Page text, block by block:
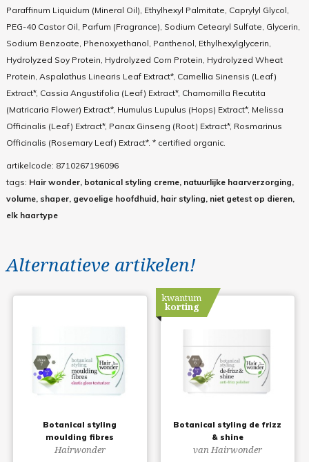
Paraffinum Liquidum (Mineral Oil), Ethylhexyl Palmitate, Caprylyl Glycol,
PEG-40 Castor Oil, Parfum (Fragrance), Sodium Cetearyl Sulfate, Glycerin,
Sodium Benzoate, Phenoxyethanol, Panthenol, Ethylhexylglycerin,
Hydrolyzed Soy Protein, Hydrolyzed Corn Protein, Hydrolyzed Wheat
Protein, Aspalathus Linearis Leaf Extract*, Camellia Sinensis (Leaf)
Extract*, Cassia Angustifolia (Leaf) Extract*, Chamomilla Recutita
(Matricaria Flower) Extract*, Humulus Lupulus (Hops) Extract*, Melissa
Officinalis (Leaf) Extract*, Panax Ginseng (Root) Extract*, Rosmarinus
Officinalis (Rosemary Leaf) Extract*. * certified organic.
artikelcode: 8710267196096
tags: Hair wonder, botanical styling creme, natuurlijke haarverzorging,
volume, shaper, gevoelige hoofdhuid, hair styling, niet getest op dieren,
elk haartype
Alternatieve artikelen!
Botanical styling
moulding fibres
Hairwonder
Botanical styling de frizz
& shine
van Hairwonder
kwantum
korting